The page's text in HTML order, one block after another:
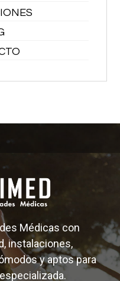
Médicas con
instalaciones,
y aptos para